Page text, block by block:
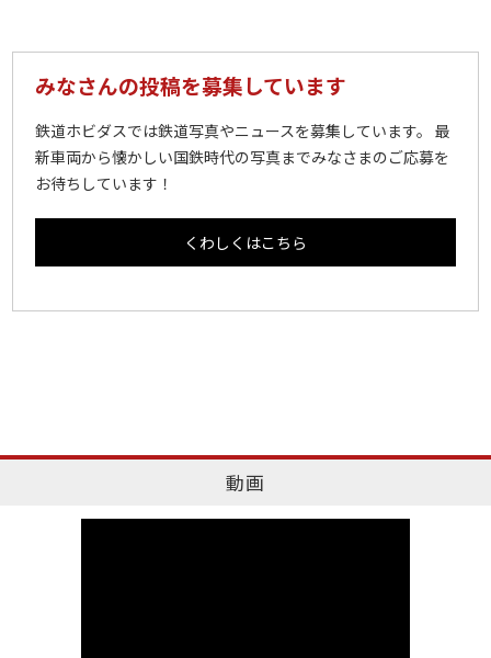
みなさんの投稿を募集しています
鉄道ホビダスでは鉄道写真やニュースを募集しています。 最
新車両から懐かしい国鉄時代の写真までみなさまのご応募を
お待ちしています！
くわしくはこちら
動画